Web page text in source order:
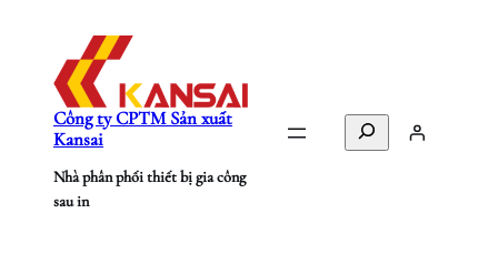
Công ty CPTM Sản xuất
Kansai
Nhà phân phối thiết bị gia công
sau in
Search